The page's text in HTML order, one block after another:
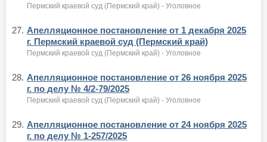
Пермский краевой суд (Пермский край) - Уголовное
27. Апелляционное постановление от 1 декабря 2025
г. Пермский краевой суд (Пермский край)
Пермский краевой суд (Пермский край) - Уголовное
28. Апелляционное постановление от 26 ноября 2025
г. по делу № 4/2-79/2025
Пермский краевой суд (Пермский край) - Уголовное
29. Апелляционное постановление от 24 ноября 2025
г. по делу № 1-257/2025